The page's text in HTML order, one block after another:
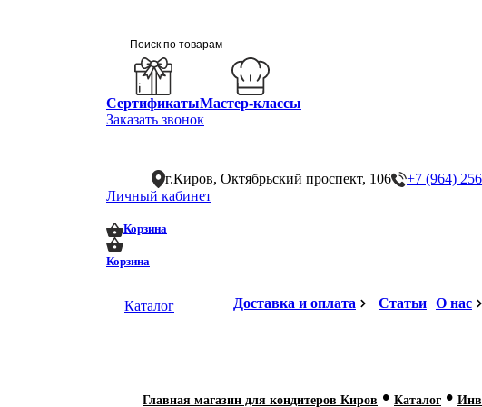
СертификатыМастер-классы
Заказать звонок
г.Киров, Октябрьский проспект, 106 +7 (964)
Личный кабинет
Корзина
Корзина
Каталог Доставка и оплата Статьи О нас
Главная магазин для кондитеров Киров • Каталог •